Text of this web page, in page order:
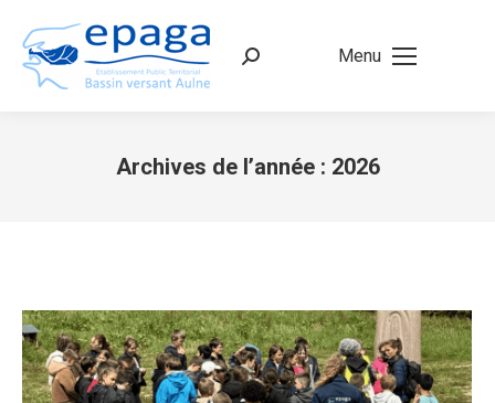
Menu
Recherche
Archives de l’année : 2026